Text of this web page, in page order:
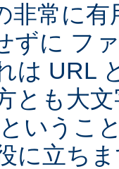
非常に
ずに フ
は URL
とも大
いうこ
に立ち